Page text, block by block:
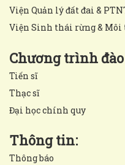
Viện Quản lý đất đai &
Viện Sinh thái rừng & Môi
Chương trình đào
Tiến sĩ
Thạc sĩ
Đại học chính quy
Thông tin:
Thông báo